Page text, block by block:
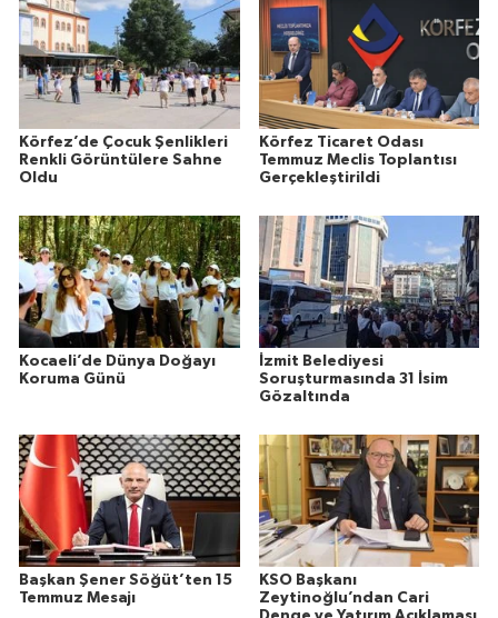
Körfez’de Çocuk Şenlikleri
Renkli Görüntülere Sahne
Oldu
Körfez Ticaret Odası
Temmuz Meclis Toplantısı
Gerçekleştirildi
Kocaeli’de Dünya Doğayı
Koruma Günü
İzmit Belediyesi
Soruşturmasında 31 İsim
Gözaltında
Başkan Şener Söğüt’ten 15
Temmuz Mesajı
KSO Başkanı
Zeytinoğlu’ndan Cari